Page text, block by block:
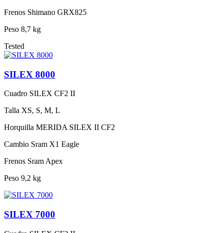
Frenos Shimano GRX825
Peso 8,7 kg
Tested
SILEX 8000
Cuadro SILEX CF2 II
Talla XS, S, M, L
Horquilla MERIDA SILEX II CF2
Cambio Sram X1 Eagle
Frenos Sram Apex
Peso 9,2 kg
SILEX 7000